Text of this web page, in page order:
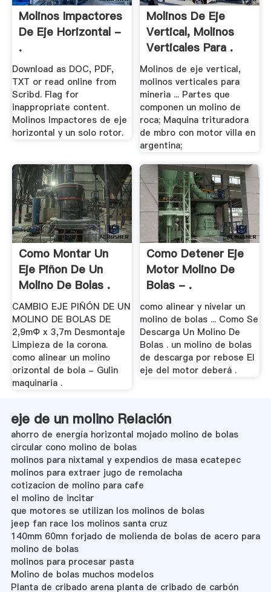
Molinos Impactores
De Eje Horizontal -
.
Download as DOC, PDF,
TXT or read online from
Scribd. Flag for
inappropriate content.
Molinos Impactores de eje
horizontal y un solo rotor.
Molinos De Eje
Vertical, Molinos
Verticales Para .
Molinos de eje vertical,
molinos verticales para
mineria ... Partes que
componen un molino de
roca; Maquina trituradora
de mbro con motor villa en
argentina;
Como Montar Un
Eje Piñon De Un
Molino De Bolas .
CAMBIO EJE PIÑÓN DE UN
MOLINO DE BOLAS DE
2,9mФ x 3,7m Desmontaje
Limpieza de la corona.
como alinear un molino
orizontal de bola - Gulin
maquinaria .
Como Detener Eje
Motor Molino De
Bolas - .
como alinear y nivelar un
molino de bolas ... Como Se
Descarga Un Molino De
Bolas . un molino de bolas
de descarga por rebose El
eje del motor deberá .
eje de un molino Relación
ahorro de energía horizontal mojado molino de bolas
circular cono molino de bolas
molinos para nixtamal y expendios de masa ecatepec
molinos para extraer jugo de remolacha
cotizacion de molino para cafe
el molino de incitar
que motores se utilizan los molinos de bolas
jeep fan race los molinos santa cruz
140mm 60mn forjado de molienda de bolas de acero para
molino de bolas
molinos para procesar pasta
Molino de bolas muchos modelos
Planta de cribado arena planta de cribado de carbón